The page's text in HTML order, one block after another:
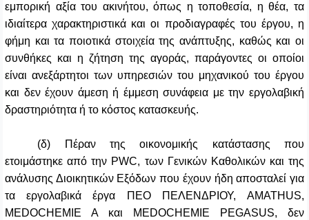
εμπορική αξία του ακινήτου, όπως η τοποθεσία, η θέα, τα
ιδιαίτερα χαρακτηριστικά και οι προδιαγραφές του έργου, η
φήμη και τα ποιοτικά στοιχεία της ανάπτυξης, καθώς και οι
συνθήκες και η ζήτηση της αγοράς, παράγοντες οι οποίοι
είναι ανεξάρτητοι των υπηρεσιών του μηχανικού του έργου
και δεν έχουν άμεση ή έμμεση συνάφεια με την εργολαβική
δραστηριότητα ή το κόστος κατασκευής.
(δ) Πέραν της οικονομικής κατάστασης που
ετοιμάστηκε από την PWC, των Γενικών Καθολικών και της
ανάλυσης Διοικητικών Εξόδων που έχουν ήδη αποσταλεί για
τα εργολαβικά έργα ΠΕΟ ΠΕΛΕΝΔΡΙΟΥ, AMATHUS,
MEDOCHEMIE A και MEDOCHEMIE PEGASUS, δεν